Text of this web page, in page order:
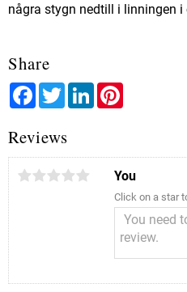
några stygn nedtill i linningen
Share
FacebookTwitterLinkedIn
Reviews
You
Click on a star